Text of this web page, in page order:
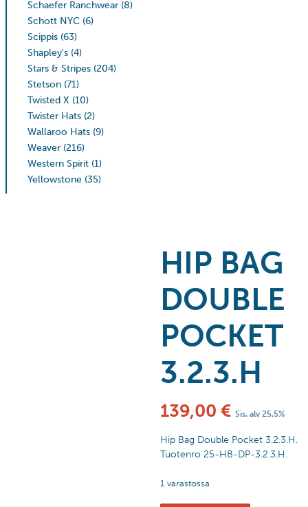
Schaefer Ranchwear (8)
Schott NYC (6)
Scippis (63)
Shapley's (4)
Stars & Stripes (204)
Stetson (71)
Twisted X (10)
Twister Hats (2)
Wallaroo Hats (9)
Weaver (216)
Western Spirit (1)
Yellowstone (35)
HIP BAG
DOUBLE
POCKET
3.2.3.H
139,00 € Sis. alv 25,5%
Hip Bag Double Pocket 3.2.3.H.
Tuotenro 25-HB-DP-3.2.3.H.
1 varastossa